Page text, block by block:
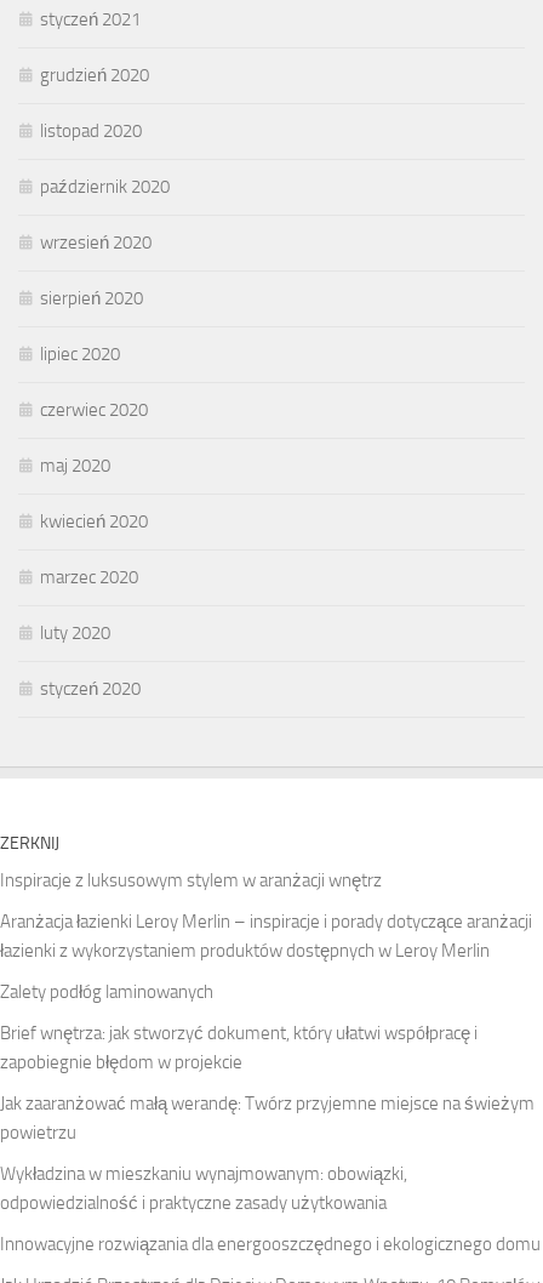
styczeń 2021
grudzień 2020
listopad 2020
październik 2020
wrzesień 2020
sierpień 2020
lipiec 2020
czerwiec 2020
maj 2020
kwiecień 2020
marzec 2020
luty 2020
styczeń 2020
ZERKNIJ
Inspiracje z luksusowym stylem w aranżacji wnętrz
Aranżacja łazienki Leroy Merlin – inspiracje i porady dotyczące aranżacji
łazienki z wykorzystaniem produktów dostępnych w Leroy Merlin
Zalety podłóg laminowanych
Brief wnętrza: jak stworzyć dokument, który ułatwi współpracę i
zapobiegnie błędom w projekcie
Jak zaaranżować małą werandę: Twórz przyjemne miejsce na świeżym
powietrzu
Wykładzina w mieszkaniu wynajmowanym: obowiązki,
odpowiedzialność i praktyczne zasady użytkowania
Innowacyjne rozwiązania dla energooszczędnego i ekologicznego domu